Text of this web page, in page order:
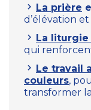
La prière
d’élévation
La
qui
Le travail
couleurs,
transformer